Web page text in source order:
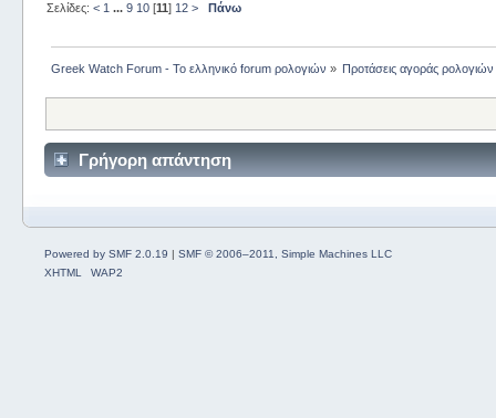
Σελίδες: < 1 ... 9 10[11] 12 > Πάνω
Greek Watch Forum - Το ελληνικό forum ρολογιών » Προτάσεις αγοράς ρολογιών
Γρήγορη απάντηση
Powered by SMF 2.0.19 | SMF © 2006–2011, Simple Machines LLC
XHTML
WAP2